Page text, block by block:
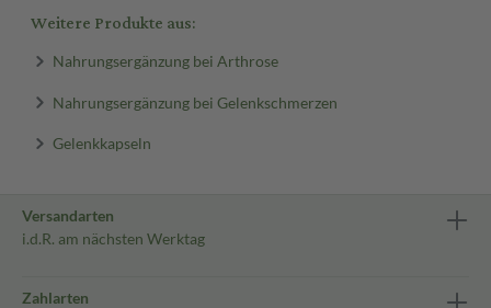
Weitere Produkte aus:
Nahrungsergänzung bei Arthrose
Nahrungsergänzung bei Gelenkschmerzen
Gelenkkapseln
Versandarten
i.d.R. am nächsten Werktag
Zahlarten